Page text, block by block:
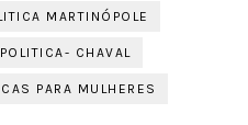
MARTINÓPOLE
POLITICA- CHAVAL
PARA MULHERES